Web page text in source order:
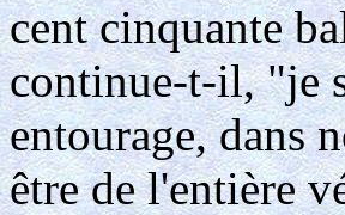
cent cinquante
continue-t-il, "je
entourage, dans
être de l'entière